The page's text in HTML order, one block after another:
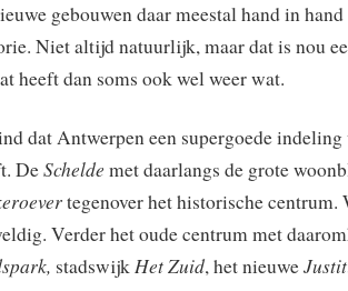
gebouwen daar meestal hand in
Niet altijd natuurlijk, maar dat is nou
heeft dan soms ook wel weer wat.
dat Antwerpen een supergoede
DeSchelde met daarlangs de grote
tegenover het historische centrum.
Verder het oude centrum met
stadswijkHet Zuid, het nieuwe